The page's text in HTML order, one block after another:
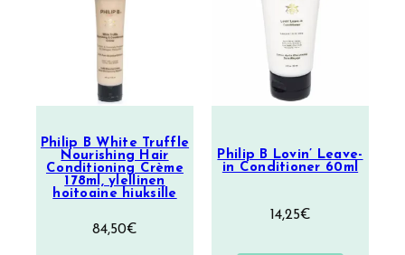
Philip B White Truffle
Nourishing Hair
Conditioning Crème
178ml, ylellinen
hoitoaine hiuksille
84,50€
Philip B Lovin’ Leave-
in Conditioner 60ml
14,25€